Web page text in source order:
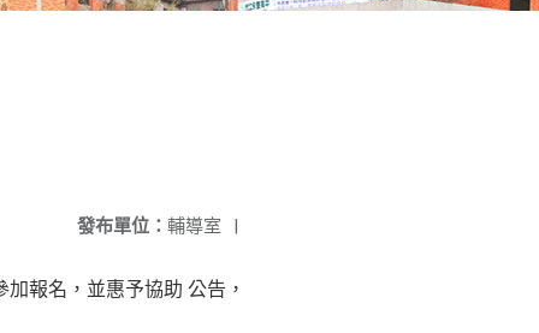
發布單位： 輔導室 |
報名，並惠予協助 公告，